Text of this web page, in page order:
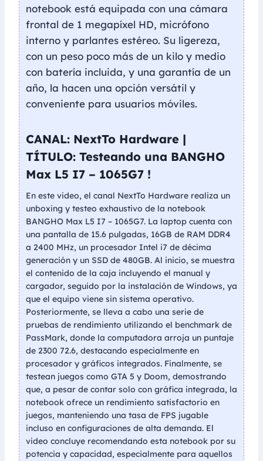
notebook está equipada con una cámara
frontal de 1 megapíxel HD, micrófono
interno y parlantes estéreo. Su ligereza,
con un peso poco más de un kilo y medio
con batería incluida, y una garantía de un
año, la hacen una opción versátil y
conveniente para usuarios móviles.
CANAL: NextTo Hardware |
TÍTULO: Testeando una BANGHO
Max L5 I7 – 1065G7 !
En este video, el canal NextTo Hardware realiza un
unboxing y testeo exhaustivo de la notebook
BANGHO Max L5 I7 – 1065G7. La laptop cuenta con
una pantalla de 15.6 pulgadas, 16GB de RAM DDR4
a 2400 MHz, un procesador Intel i7 de décima
generación y un SSD de 480GB. Al inicio, se muestra
el contenido de la caja incluyendo el manual y
cargador, seguido por la instalación de Windows, ya
que el equipo viene sin sistema operativo.
Posteriormente, se lleva a cabo una serie de
pruebas de rendimiento utilizando el benchmark de
PassMark, donde la computadora arroja un puntaje
de 2300 72.6, destacando especialmente en
procesador y gráficos integrados. Finalmente, se
testean juegos como GTA 5 y Doom, demostrando
que, a pesar de contar solo con gráfica integrada, la
notebook ofrece un rendimiento satisfactorio en
juegos, manteniendo una tasa de FPS jugable
incluso en configuraciones de alta demanda. El
video concluye recomendando esta notebook por su
potencia y capacidad, especialmente para aquellos